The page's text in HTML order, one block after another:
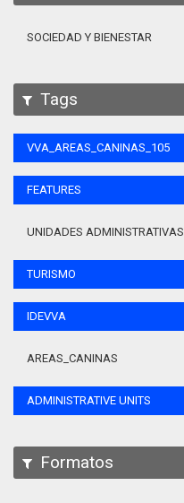
SOCIEDAD Y BIENESTAR
Tags
VVA_AREAS_CANINAS_105
FEATURES
UNIDADES ADMINISTRATIVAS
TURISMO
IDEVVA
AREAS_CANINAS
ADMINISTRATIVE UNITS
Formatos